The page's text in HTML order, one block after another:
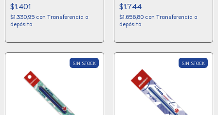
$1.401
$1.330,95 con Transferencia o
depósito
$1.744
$1.656,80 con Transferencia o
depósito
SIN STOCK SIN STOCK